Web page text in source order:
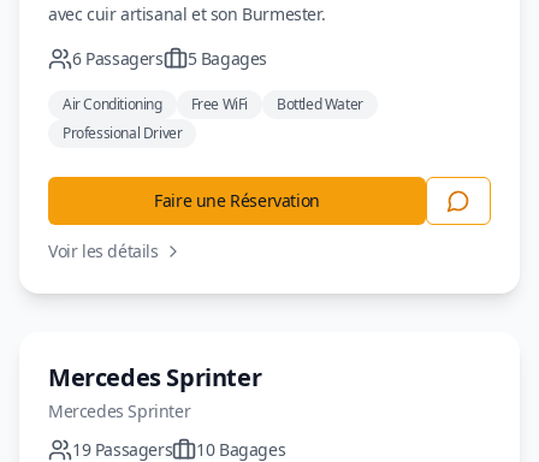
avec cuir artisanal et son Burmester.
6 Passagers 5 Bagages
Air Conditioning Free WiFi
Bottled Water
Professional Driver
Faire une Réservation
Voir les détails
Mercedes Sprinter
Mercedes Sprinter
19 Passagers 10 Bagages